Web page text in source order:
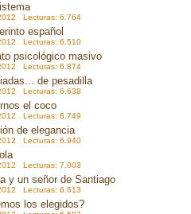
Lecturas: 6.764
español
Lecturas: 6.510
psicológico masivo
Lecturas: 6.874
de pesadilla
Lecturas: 6.638
el coco
Lecturas: 6.749
de elegancia
Lecturas: 6.940
Lecturas: 7.003
y un señor de Santiago
Lecturas: 6.613
los elegidos?